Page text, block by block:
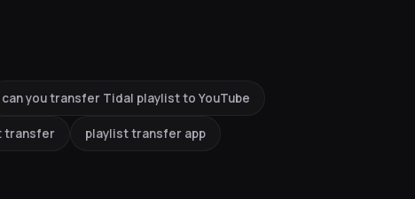
can you transfer Tidal playlist to YouTube
transfer playlist transfer app